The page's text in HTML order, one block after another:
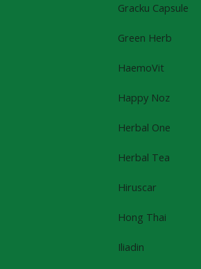
Gracku Capsule
Green Herb
HaemoVit
Happy Noz
Herbal One
Herbal Tea
Hiruscar
Hong Thai
Iliadin